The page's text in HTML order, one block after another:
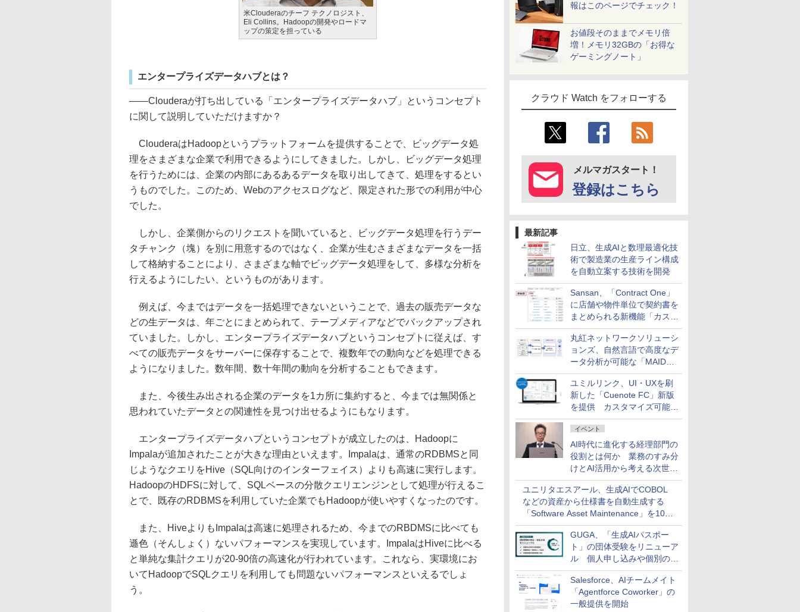
報はこのページでチェック！
お値段そのままでメモリ倍
増！メモリ32GBの「お得な
ゲーミングノート」
クラウド Watch をフォローする
メルマガスタート！
登録はこちら
最新記事
日立、生成AIと数理最適化技
術で製造業の生産ライン構成
を自動立案する技術を開発
Sansan、「Contract One」
に店舗や物件単位で契約書を
まとめられる新機能「カスタ
ム契約ツリー」を追加
丸紅ネットワークソリューシ
ョンズ、自然言語で高度なデ
ータ分析が可能な「MAIDOA
AI ASSIST」を9月より提供
ユミルリンク、UI・UXを刷
新した「Cuenote FC」新版
を提供 カスタマイズ可能な
ダッシュボード画面を搭載
イベント
AI時代に進化する経理部門の
役割とは何か 業務のすみ分
けとAI活用から考える次世代
ファイナンス戦略
ユニリタエスアール、生成AIでCOBOL
などの資産から仕様書を自動生成する
「Software Asset Maintenance」を10月
に発売
GUGA、「生成AIパスポー
ト」の団体受験をリニューア
ル 個人申し込みや個別の支
払いなどに対応
Salesforce、AIチームメイト
「Agentforce Coworker」の
一般提供を開始
米Clouderaのチーフ テクノロジスト、
Eli Collins。Hadoopの開発やロードマ
ップの策定を担っている
エンタープライズデータハブとは？
――Clouderaが打ち出している「エンタープライズデータハブ」というコンセプト
に関して説明していただけますか？
ClouderaはHadoopというプラットフォームを提供することで、ビッグデータ処
理をさまざまな企業で利用できるようにしてきました。しかし、ビッグデータ処理
を行うためには、企業の内部にあるあるデータを取り出してきて、処理をするとい
うものでした。このため、Webのアクセスログなど、限定された形での利用が中心
でした。
しかし、企業側からのリクエストを聞いていると、ビッグデータ処理を行うデー
タチャンク（塊）を別に用意するのではなく、企業が生むさまざまなデータを一括
して格納することにより、さまざまな軸でビッグデータ処理をして、多様な分析を
行えるようにしたい、というものがあります。
例えば、今まではデータを一括処理できないということで、過去の販売データな
どの生データは、年ごとにまとめられて、テープメディアなどでバックアップされ
ていました。しかし、エンタープライズデータハブというコンセプトに従えば、す
べての販売データをサーバーに保存することで、複数年での動向などを処理できる
ようになりました。数年間、数十年間の動向を分析することもできます。
また、今後生み出される企業のデータを1カ所に集約すると、今までは無関係と
思われていたデータとの関連性を見つけ出せるようにもなります。
エンタープライズデータハブというコンセプトが成立したのは、Hadoopに
Impalaが追加されたことが大きな理由といえます。Impalaは、通常のRDBMSと同
じようなクエリをHive（SQL向けのインターフェイス）よりも高速に実行します。
HadoopのHDFSに対して、SQLベースの分散クエリエンジンとして処理が行えるこ
とで、既存のRDBMSを利用していた企業でもHadoopが使いやすくなったのです。
また、HiveよりもImpalaは高速に処理されるため、今までのRBDMSに比べても
遜色（そんしょく）ないパフォーマンスを実現しています。ImpalaはHiveに比べる
と単純な集計クエリが20-90倍の高速化が行われています。これなら、実環境にお
いてHadoopでSQLクエリを利用しても問題ないパフォーマンスといえるでしょ
う。